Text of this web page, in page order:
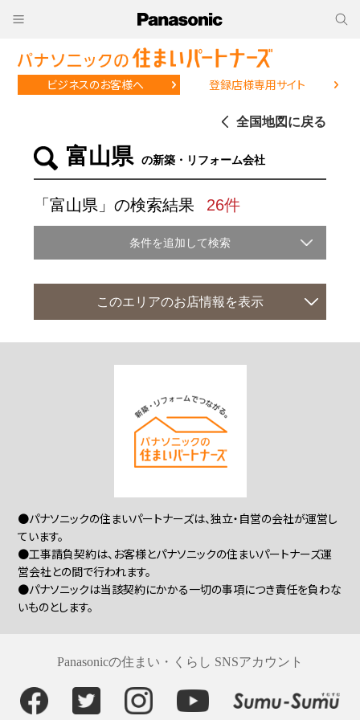
ビジネスのお客様へ 登録店様専用サイト
富山県 の新築・リフォーム会社
全国地図に戻る
「富山県」の検索結果 26件
条件を追加して検索
このエリアのお店情報を表示
●パナソニックの住まいパートナーズは、独立・自営の会社が運営し
ています。
●工事請負契約は、お客様とパナソニックの住まいパートナーズ運
営会社との間で行われます。
●パナソニックは当該契約にかかる一切の事項につき責任を負わな
いものとします。
Panasonicの住まい・くらし SNSアカウント